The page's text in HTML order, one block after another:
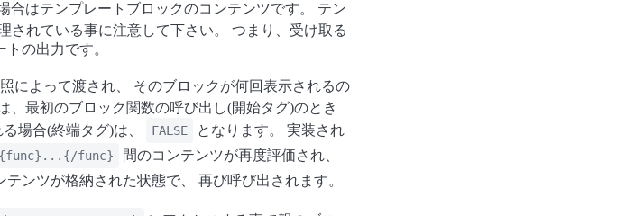
合はテンプレートブロックのコンテンツです。 テン
されている事に注意して下さい。 つまり、受け取る
の出力です。
によって渡され、 そのブロックが何回表示されるの
、最初のブロック関数の呼び出し(開始タグ)のとき
場合(終端タグ)は、 FALSE
となります。 実装され
{func}...{/func} 間のコンテンツが再度評価され、
ンツが格納された状態で、 再び呼び出されます。